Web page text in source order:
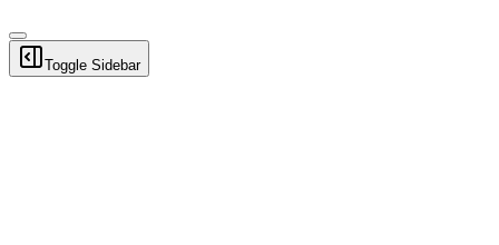
Toggle Sidebar